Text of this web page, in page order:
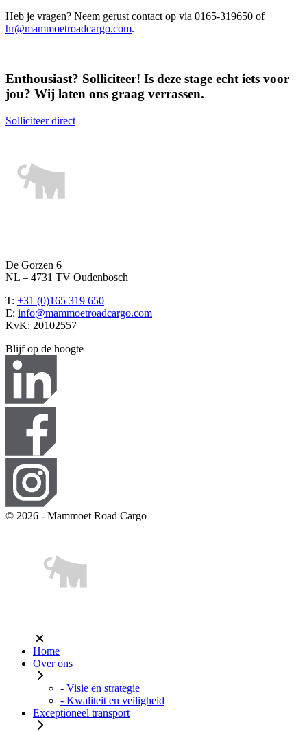
Heb je vragen? Neem gerust contact op via 0165-319650 of
hr@mammoetroadcargo.com.
Enthousiast? Solliciteer! Is deze stage echt iets voor
jou? Wij laten ons graag verrassen.
Solliciteer direct
De Gorzen 6
NL – 4731 TV Oudenbosch
T: +31 (0)165 319 650
E: info@mammoetroadcargo.com
KvK: 20102557
Blijf op de hoogte
© 2026 - Mammoet Road Cargo
Home
Over ons
- Visie en strategie
- Kwaliteit en veiligheid
Exceptioneel transport